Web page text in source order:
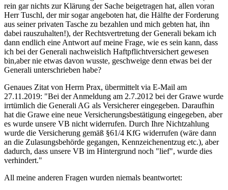
rein gar nichts zur Klärung der Sache beigetragen hat, allen voran
Herr Tuschl, der mir sogar angeboten hat, die Hälfte der Forderung
aus seiner privaten Tasche zu bezahlen und mich gebten hat, ihn
dabei rauszuhalten!), der Rechtsvertretung der Generali bekam ich
dann endlich eine Antwort auf meine Frage, wie es sein kann, dass
ich bei der Generali nachweislich Haftpflichtversichert gewesen
bin,aber nie etwas davon wusste, geschweige denn etwas bei der
Generali unterschrieben habe?
Genaues Zitat von Herrn Prax, übermittelt via E-Mail am
27.11.2019: "Bei der Anmeldung am 2.7.2012 bei der Grawe wurde
irrtümlich die Generali AG als Versicherer eingegeben. Daraufhin
hat die Grawe eine neue Versicherungsbestätigung eingegeben, aber
es wurde unsere VB nicht widerrufen. Durch Ihre Nichtzahlung
wurde die Versicherung gemäß §61/4 KfG widerrufen (wäre dann
an die Zulasungsbehörde gegangen, Kennzeichenentzug etc.), aber
dadurch, dass unsere VB im Hintergrund noch "lief", wurde dies
verhindert."
All meine anderen Fragen wurden niemals beantwortet: